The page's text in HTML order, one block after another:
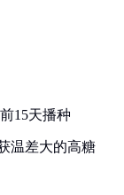
15天播种
温差大的高糖